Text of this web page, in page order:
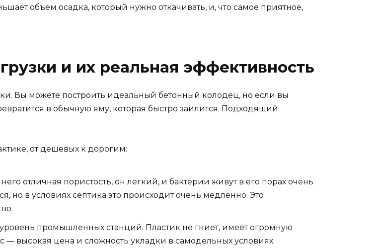
объем осадка, который нужно откачивать, и, что самое приятное,
и их реальная эффективность
Вы можете построить идеальный бетонный колодец, но если вы
в обычную яму, которая быстро заилится. Подходящий
от дешевых к дорогим:
отличная пористость, он легкий, и бактерии живут в его порах очень
в условиях септика это происходит очень медленно. Это
промышленных станций. Пластик не гниет, имеет огромную
высокая цена и сложность укладки в самодельных условиях.